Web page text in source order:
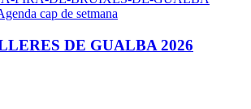
cap de setmana
DE GUALBA 2026